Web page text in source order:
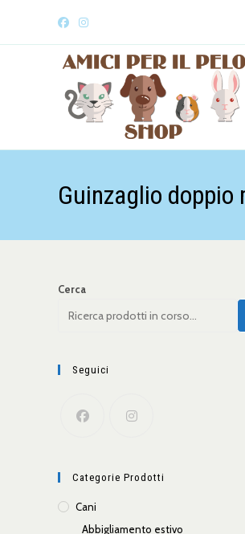
Guinzaglio
Cerca
Seguici
Categorie Prodotti
Cani
Abbigliamento estivo